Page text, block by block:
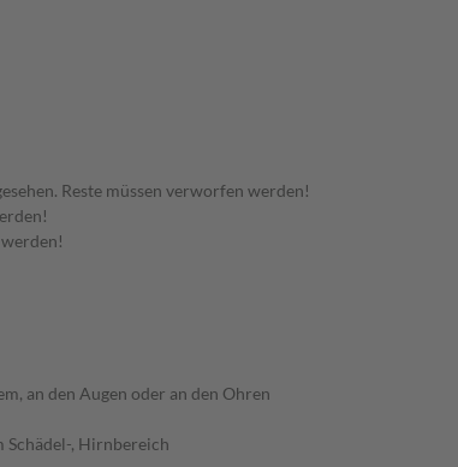
Reste müssen verworfen werden!
an den Augen oder an den Ohren
Schädel-, Hirnbereich